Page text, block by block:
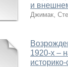
и
Джимак,
1920-х –